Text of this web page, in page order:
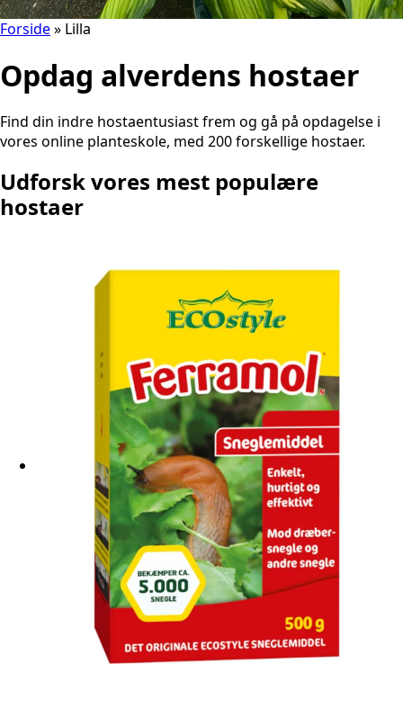
Forside» Lilla
Opdag alverdens hostaer
Find din indre hostaentusiast frem og gå på opdagelse i
vores online planteskole, med 200 forskellige hostaer.
Udforsk vores mest populære
hostaer